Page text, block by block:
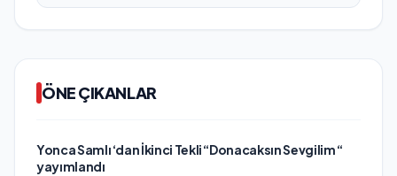
ÖNE ÇIKANLAR
Yonca Samlı ‘dan İkinci Tekli “Donacaksın Sevgilim “
yayımlandı